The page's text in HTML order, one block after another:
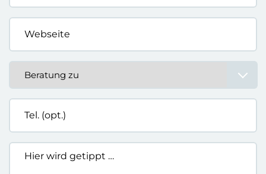
*
Webseite
Tel.
(opt.)
Hier
wird